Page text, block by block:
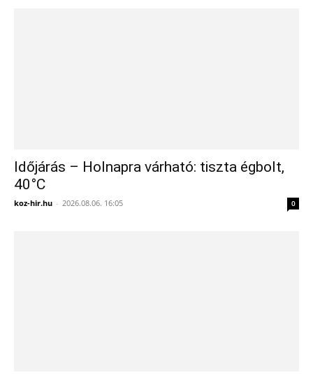
Időjárás – Holnapra várható: tiszta égbolt,
40°C
koz-hir.hu - 2026.08.06. 16:05 0